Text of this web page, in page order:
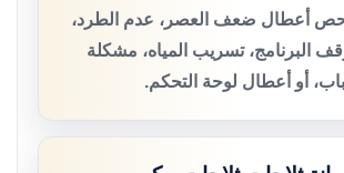
أعطال ضعف العصر، عدم الطرد،
البرنامج، تسريب المياه، مشكلة
أو أعطال لوحة التحكم.